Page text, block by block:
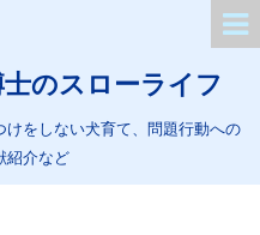
のスローライフ
をしない犬育て、問題行動への
紹介など